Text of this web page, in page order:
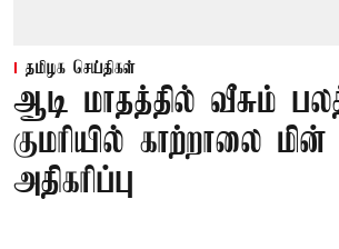
தமிழக செய்திகள்
ஆடி மாதத்தில் வீசும்
குமரியில் காற்றாலை
அதிகரிப்பு